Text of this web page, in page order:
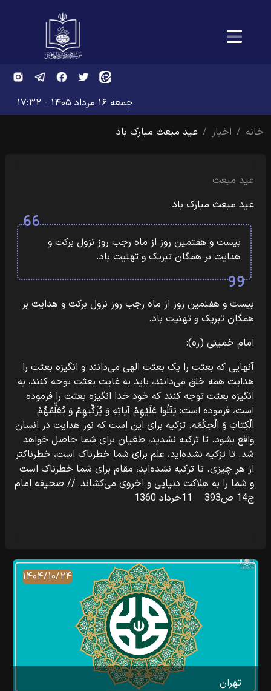
جمعه ۱۶ مرداد ۱۴۰۵ - ۱۷:۳۲
خانه
اخبار عید مبعث مبارک باد
عید مبعث
عید مبعث مبارک باد
بیست و هفتمین روز از ماه رجب روز نزول برکت و
هدایت بر همگان تبریک و تهنیت باد.
بیست و هفتمین روز از ماه رجب روز نزول برکت و هدایت بر
همگان تبریک و تهنیت باد.
امام خمینی (ره):
آنهایی که بعثت را یک بعثت الهی می‌دانند و انگیزه بعثت را
هدایت همه خلق می‌دانند، باید به غایت بعثت توجه کنند، به
انگیزه بعثت توجه کنند که خود خدا انگیزه بعثت را فرموده
است، فرموده است: یَتْلُوا عَلَیْهِمْ آیاتِهِ وَ یُزَکِّیهِمْ وَ یُعَلِّمُهُمُ
الْکِتابَ وَ الْحِکْمَه. تزکیه برای این است که نور هدایت در انسان
واقع بشود. تا تزکیه نشدید، طغیان برای شما حاصل خواهد
شد. تا تزکیه نشده‌اید، علم برای شما خطرناک است، خطرناکتر
از هر چیزی. تا تزکیه نشده‌اید، مقام برای شما خطرناک است
و شما را به هلاکت دنیایی و اخروی می‌کشاند. // صحیفه امام
ج14 ص393 11خرداد 1360
۱۴۰۴/۱۰/۲۴
تهران